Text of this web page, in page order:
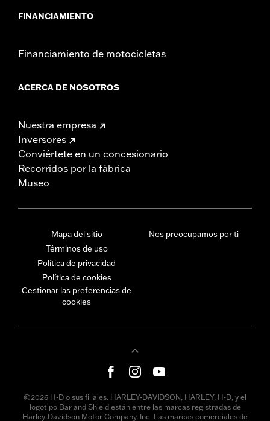
FINANCIAMIENTO
Financiamiento de motocicletas
ACERCA DE NOSOTROS
Nuestra empresa
Inversores
Conviértete en un concesionario
Recorridos por la fábrica
Museo
Mapa del sitio
Términos de uso
Política de privacidad
Política de cookies
Gestionar las preferencias de
cookies
Nos preocupamos por ti
©2026 H-D o sus filiales. HARLEY-DAVIDSON, HARLEY, H-D, y el
logotipo Bar and Shield están entre las marcas registradas de
Harley-Davidson Motor Company, Inc. Las marcas comerciales de